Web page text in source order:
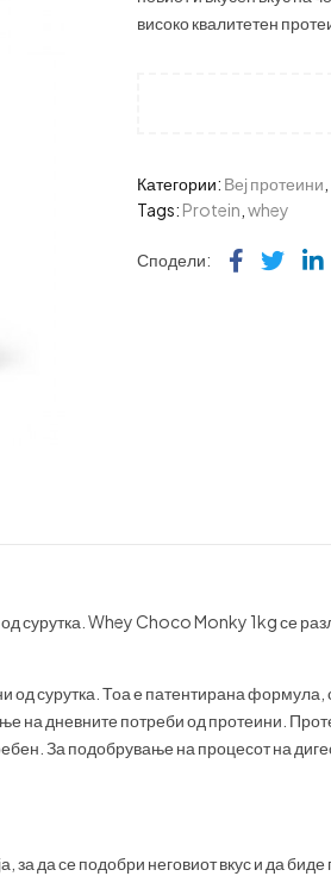
високо квалитетен
Категории: Веј протеини
Tags: Protein whey
Сподели:
Whey Choco Monky 1kg се
сурутка. Тоа е патентирана формула,
на дневните потреби од протеини.
За подобрување на процесот на
да се подобри неговиот вкус и да